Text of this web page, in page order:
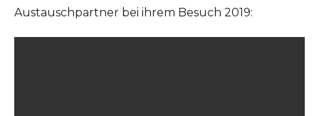
Austauschpartner bei ihrem Besuch 2019: